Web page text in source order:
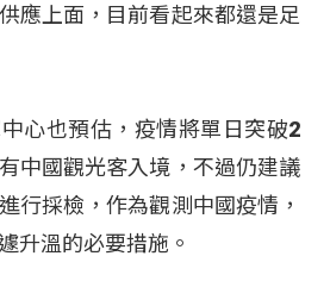
應上面，目前看起來都還是足
心也預估，疫情將單日突破2
中國觀光客入境，不過仍建議
行採檢，作為觀測中國疫情，
升溫的必要措施。